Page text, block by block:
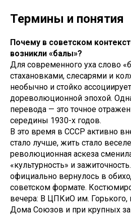
Термины и понятия
Почему в советском
возникли «балы»?
Для современного уха слово
стахановками, слесарями и
необычно и стойко
дореволюционной эпохой.
перевода — это точное
середины 1930-х годов.
В это время в СССР активно
стало лучше, жить стало
революционная аскеза
«культурность» и
официально вернулось в
советском формате.
вечера: В ЦПКиО им. Горького,
Дома Союзов и при крупных